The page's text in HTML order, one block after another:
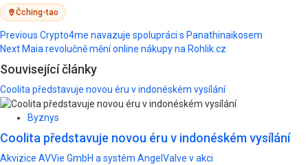
Čching-tao
Post
navigation
Previous Crypto4me navazuje spolupráci s Panathinaikosem
Next Maia revolučně mění online nákupy na Rohlik.cz
Související články
Coolita představuje novou éru v indonéském vysílání
Byznys
Coolita představuje novou éru v indonéském vysílání
Akvizice AVVie GmbH a systém AngelValve v akci